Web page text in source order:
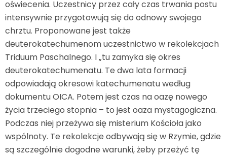
oświecenia. Uczestnicy przez cały czas trwania postu
intensywnie przygotowują się do odnowy swojego
chrztu. Proponowane jest także
deuterokatechumenom uczestnictwo w rekolekcjach
Triduum Paschalnego. I „tu zamyka się okres
deuterokatechumenatu. Te dwa lata formacji
odpowiadają okresowi katechumenatu według
dokumentu OICA. Potem jest czas na oazę nowego
życia trzeciego stopnia – to jest oaza mystagogiczna.
Podczas niej przeżywa się misterium Kościoła jako
wspólnoty. Te rekolekcje odbywają się w Rzymie, gdzie
są szczególnie dogodne warunki, żeby przeżyć tę